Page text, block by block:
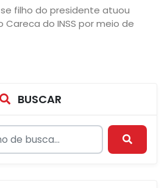
filho do presidente atuou
do INSS por meio de
BUSCAR